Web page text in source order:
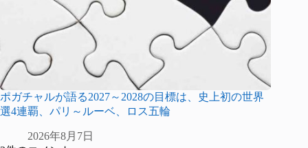
ポガチャルが語る2027～2028の目標は、史上初の世界
選4連覇、パリ～ルーベ、ロス五輪
2026年8月7日